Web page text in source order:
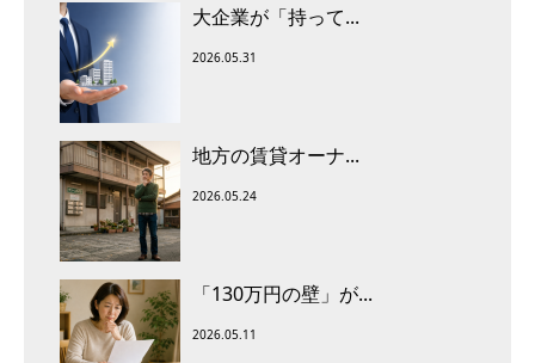
大企業が「持って...
2026.05.31
地方の賃貸オーナ...
2026.05.24
「130万円の壁」が...
2026.05.11